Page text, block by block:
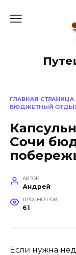
ГЛАВНАЯ СТРАНИЦА
БЮДЖЕТНЫЙ
Сочи
АВТОР
Андрей
ПРОСМОТРОВ
61
Если нужна